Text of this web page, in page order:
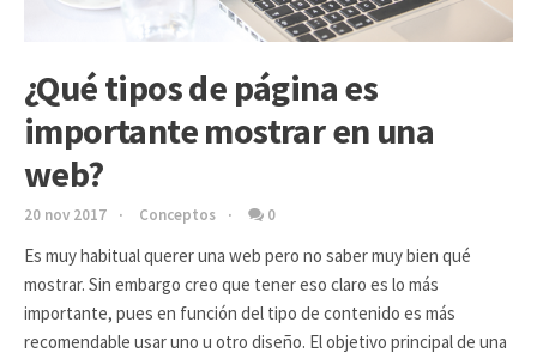
¿Qué tipos de página es
importante mostrar en una
web?
20 nov 2017 Conceptos 0
Es muy habitual querer una web pero no saber muy bien qué
mostrar. Sin embargo creo que tener eso claro es lo más
importante, pues en función del tipo de contenido es más
recomendable usar uno u otro diseño. El objetivo principal de una